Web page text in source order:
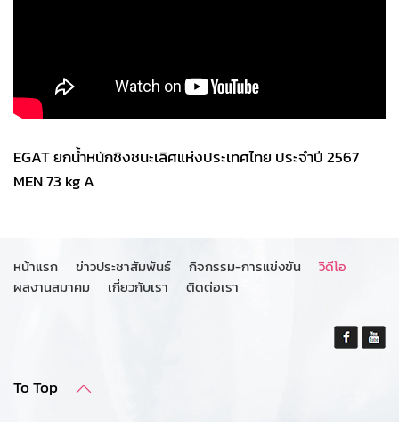
EGAT ยกน้ำหนักชิงชนะเลิศแห่งประเทศไทย ประจำปี 2567
MEN 73 kg A
หน้าแรก ข่าวประชาสัมพันธ์ กิจกรรม-การแข่งขัน
วิดีโอ
ผลงานสมาคม
เกี่ยวกับเรา ติดต่อเรา
To Top